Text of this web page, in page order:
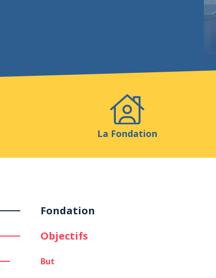
La Fondation
Fondation
Objectifs
But